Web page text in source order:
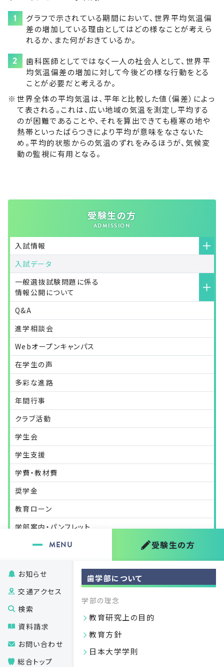
お知らせ
交通アクセス
検索
資料請求
お問い合わせ
総合トップ
歯学部について
学部の理念
教育研究上の目的
教育方針
日本大学学則
受験生の方
グラフで示されている期間において、世界平均気温偏
差の増加している理由としてはどの様なことが考えら
れるか、また何がおきているか。
歯科医師としてではなく一人の社会人として、世界平
均気温偏差の増加に対して今後どの様な行動をとる
ことが必要だと考えるか。
世界全体の平均気温は、平年と比較した値（偏差）によっ
て表される。これは、広い地域の気温を測定し平均する
のが困難であることや、それを算出できても極寒の地や
熱帯といったばらつきにより平均が意味をなさないた
め。平均的状態からの気温のずれをみるほうが、気候変
動の監視に有用となる。
受験生の方
入試情報
オンライン入学手続
入学者選抜における特別措置について
入試データ
一般選抜試験問題に係る
情報公開について
Q&A
進学相談会
Webオープンキャンパス
在学生の声
多彩な進路
年間行事
クラブ活動
学生会
学生支援
学費・教材費
奨学金
教育ローン
学部案内・パンフレット
07.27